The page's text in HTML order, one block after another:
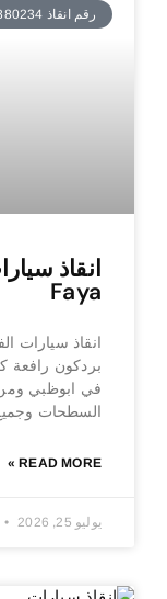
رقم انقاذ 00971502880234
Faya
بردكون رافعة
في ابوظبي ومن
السطحات وجميع
READ MORE »
يوليو 25, 2026